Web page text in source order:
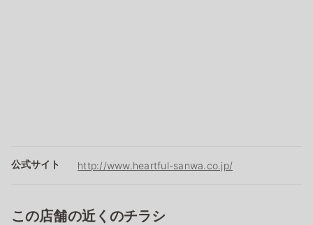
公式サイト http://www.heartful-sanwa.co.jp/
この店舗の近くのチラシ